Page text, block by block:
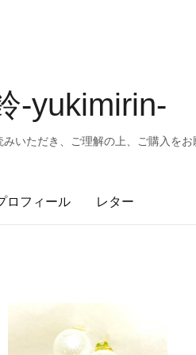
-yukimirin-
みいただき、ご理解の上、ご購入をお
ロフィール レター